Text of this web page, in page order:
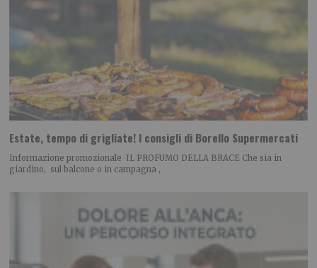
Estate, tempo di grigliate! I consigli di Borello Supermercati
Informazione promozionale IL PROFUMO DELLA BRACE Che sia in
giardino, sul balcone o in campagna ,